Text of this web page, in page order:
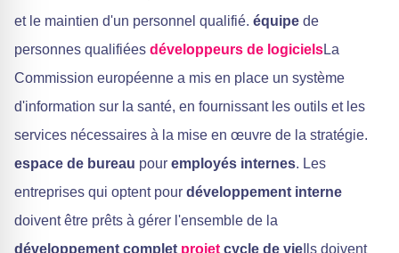
et le maintien d'un personnel qualifié. équipe de
personnes qualifiées développeurs de logicielsLa
Commission européenne a mis en place un système
d'information sur la santé, en fournissant les outils et les
services nécessaires à la mise en œuvre de la stratégie.
espace de bureau pour employés internes. Les
entreprises qui optent pour développement interne
doivent être prêts à gérer l'ensemble de la
développement complet projet cycle de vie Ils doivent